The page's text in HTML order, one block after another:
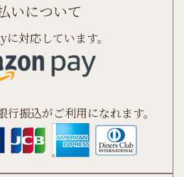
いについて
対応しています。
行振込がご利用になれます。